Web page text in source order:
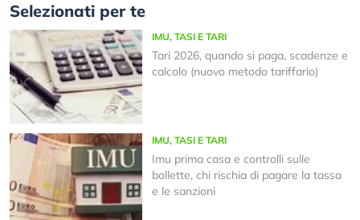
Selezionati per te
IMU, TASI E TARI
Tari 2026, quando si paga, scadenze e
calcolo (nuovo metodo tariffario)
IMU, TASI E TARI
Imu prima casa e controlli sulle
bollette, chi rischia di pagare la tassa
e le sanzioni